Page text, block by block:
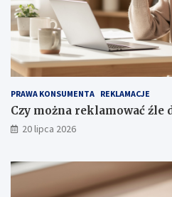
PRAWA KONSUMENTA REKLAMACJE
Czy można reklamować źle
20 lipca 2026